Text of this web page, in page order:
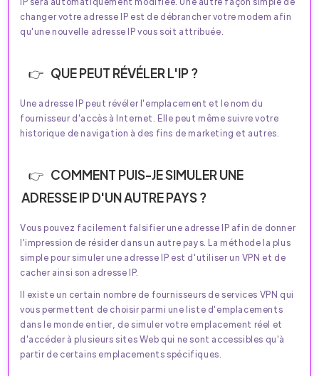
changer votre adresse IP est de débrancher votre modem afin
qu'une nouvelle adresse IP vous soit attribuée.
QUE PEUT RÉVÉLER L'IP ?
Une adresse IP peut révéler l'emplacement et le nom du
fournisseur d'accès à Internet. Elle peut même suivre votre
historique de navigation à des fins de marketing et autres.
COMMENT PUIS-JE SIMULER UNE
ADRESSE IP D'UN AUTRE PAYS ?
Vous pouvez facilement falsifier une adresse IP afin de donner
l'impression de résider dans un autre pays. La méthode la plus
simple pour simuler une adresse IP est d'utiliser un VPN et de
cacher ainsi son adresse IP.
Il existe un certain nombre de fournisseurs de services VPN qui
vous permettent de choisir parmi une liste d'emplacements
dans le monde entier, de simuler votre emplacement réel et
d'accéder à plusieurs sites Web qui ne sont accessibles qu'à
partir de certains emplacements spécifiques.